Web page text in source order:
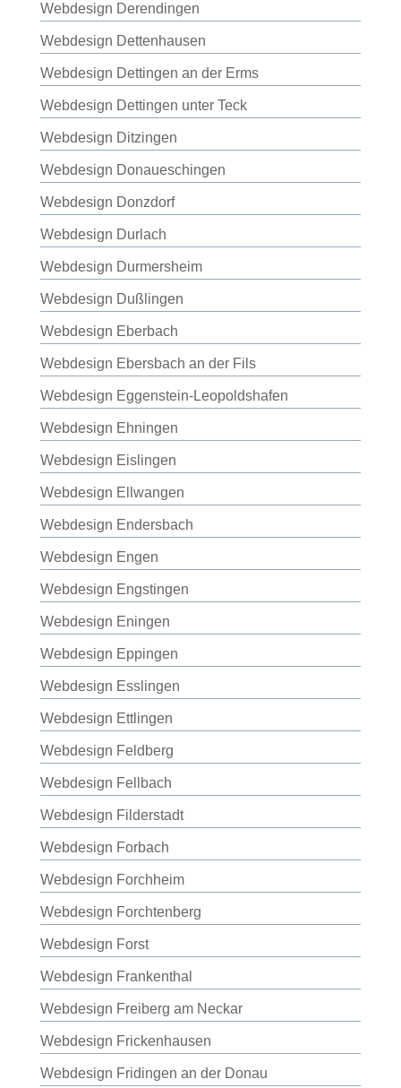
Webdesign Derendingen
Webdesign Dettenhausen
Webdesign Dettingen an der Erms
Webdesign Dettingen unter Teck
Webdesign Ditzingen
Webdesign Donaueschingen
Webdesign Donzdorf
Webdesign Durlach
Webdesign Durmersheim
Webdesign Dußlingen
Webdesign Eberbach
Webdesign Ebersbach an der Fils
Webdesign Eggenstein-Leopoldshafen
Webdesign Ehningen
Webdesign Eislingen
Webdesign Ellwangen
Webdesign Endersbach
Webdesign Engen
Webdesign Engstingen
Webdesign Eningen
Webdesign Eppingen
Webdesign Esslingen
Webdesign Ettlingen
Webdesign Feldberg
Webdesign Fellbach
Webdesign Filderstadt
Webdesign Forbach
Webdesign Forchheim
Webdesign Forchtenberg
Webdesign Forst
Webdesign Frankenthal
Webdesign Freiberg am Neckar
Webdesign Frickenhausen
Webdesign Fridingen an der Donau